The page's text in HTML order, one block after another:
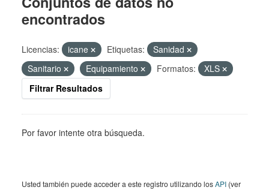
encontrados
Licencias: icane Etiquetas:
Sanidad
Sanitario
Equipamiento Formatos:
XLS
Filtrar Resultados
Por favor intente otra búsqueda.
Usted también puede acceder a este registro utilizando losAPI (ver